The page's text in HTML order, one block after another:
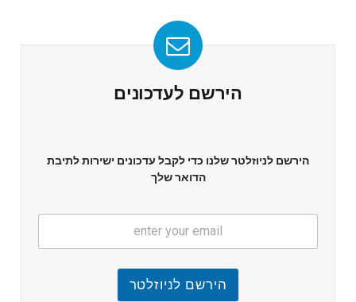
הירשם לעדכונים
הירשם לניוזלטר שלנו כדי לקבל עדכונים ישירות לתיבת
הדואר שלך
הירשם לניוזלטר